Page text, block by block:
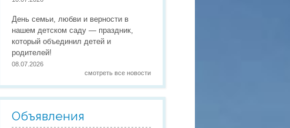
услуг по присмотру и уходу
Наши работы
День семьи, любви и верности в
нашем детском саду — праздник,
который объединил детей и
родителей!
08.07.2026
смотреть все новости
Объявления